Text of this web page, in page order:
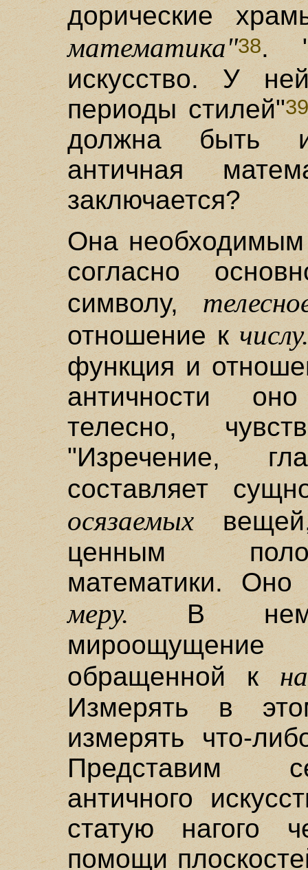
дорические
математика"38.
искусство. У
периоды стилей"39
должна быть
античная
заключается?
Она необходимым
согласно
символу,
отношение кчислу.
функция и
античности
телесно,
"Изречение,
составляет
осязаемых
ценным
математики. Оно
меру.В нем
обращенной к
Измерять в
измерять что-
Представим
античного
статую нагого
помощи